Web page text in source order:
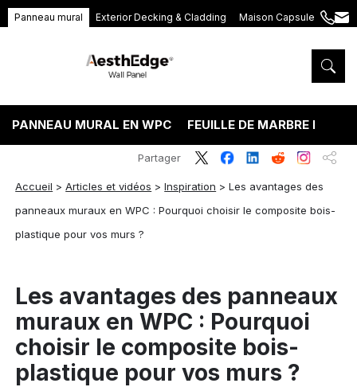
Panneau mural Exterior Decking & Cladding Maison Capsule
+86
5575
PANNEAU MURAL EN WPC FEUILLE DE MARBRE PVC
Accueil >Articles et vidéos >Inspiration >Les avantages des
panneaux muraux en WPC : Pourquoi choisir le composite bois-
plastique pour vos murs ?
Partager
Les avantages des panneaux
muraux en WPC : Pourquoi
choisir le composite bois-
plastique pour vos murs ?